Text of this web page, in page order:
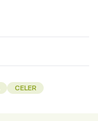
CELER